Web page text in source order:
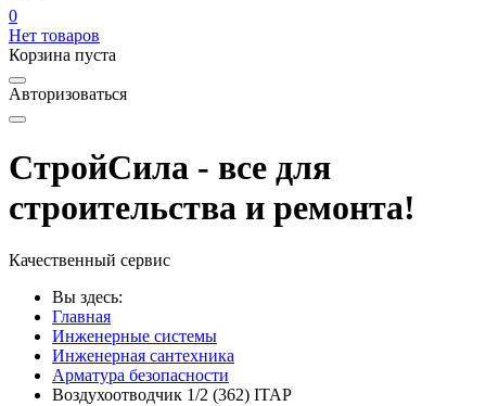
0
Нет товаров
Корзина пуста
Авторизоваться
СтройСила - все для
строительства и ремонта!
Качественный сервис
Вы здесь:
Главная
Инженерные системы
Инженерная сантехника
Арматура безопасности
Воздухоотводчик 1/2 (362) ITAP